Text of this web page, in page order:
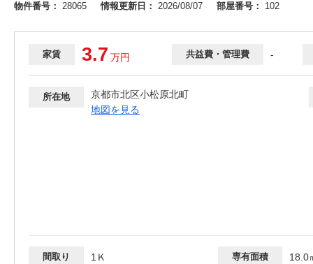
物件番号： 28065 情報更新日： 2026/08/07 部屋番号： 102
家賃 3.7 万円 共益費・管理費 -
所在地
京都市北区小松原北町
地図を見る
間取り 1Ｋ 専有面積 18.0